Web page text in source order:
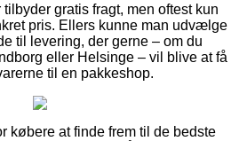
gratis fragt, men oftest kun
pris. Ellers kunne man udvælge
til levering, der gerne – om du
eller Helsinge – vil blive at få
til en pakkeshop.
købere at finde frem til de bedste